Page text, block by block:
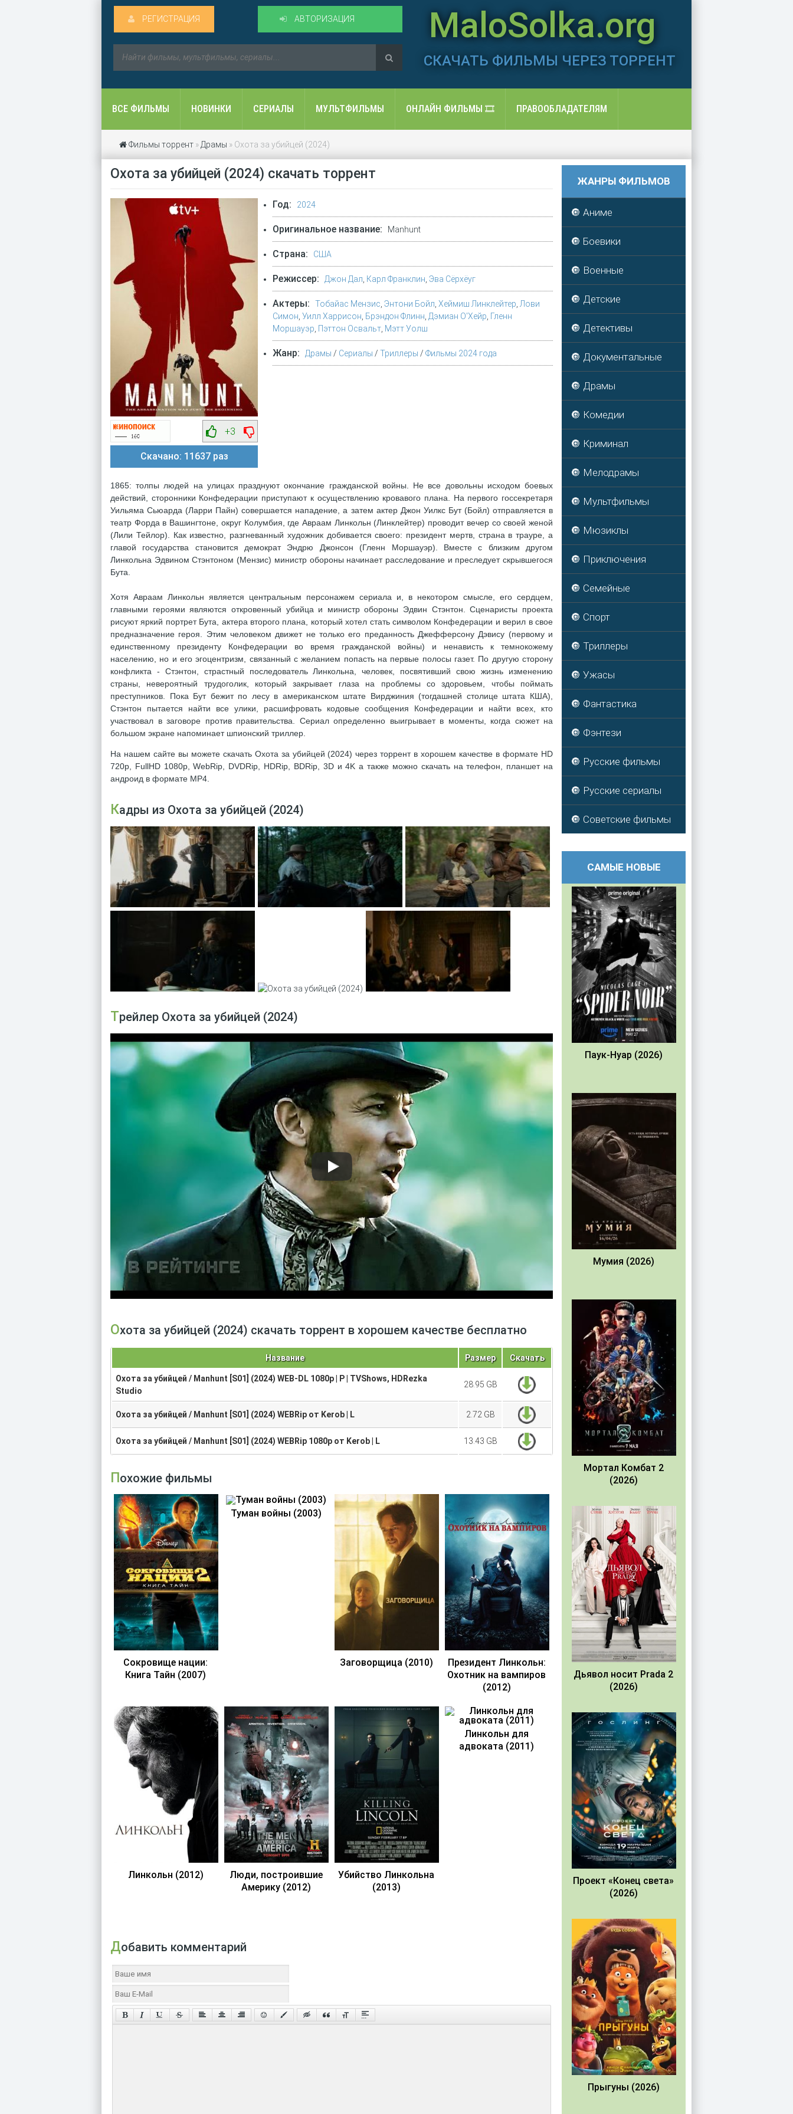
MaloSolka.org
СКАЧАТЬ ФИЛЬМЫ ЧЕРЕЗ ТОРРЕНТ
АВТОРИЗАЦИЯ
РЕГИСТРАЦИЯ
ВСЕ ФИЛЬМЫ НОВИНКИ СЕРИАЛЫ МУЛЬТФИЛЬМЫ ОНЛАЙН ФИЛЬМЫ 🎞️ ПРАВООБЛАДАТЕЛЯМ
Фильмы торрент » Драмы » Охота за убийцей (2024)
ЖАНРЫ ФИЛЬМОВ
🔘 Аниме
🔘 Боевики
🔘 Военные
🔘 Детские
🔘 Детективы
🔘 Документальные
🔘 Драмы
🔘 Комедии
🔘 Криминал
🔘 Мелодрамы
🔘 Мультфильмы
🔘 Мюзиклы
🔘 Приключения
🔘 Семейные
🔘 Спорт
🔘 Триллеры
🔘 Ужасы
🔘 Фантастика
🔘 Фэнтези
🔘 Русские фильмы
🔘 Русские сериалы
🔘 Советские фильмы
САМЫЕ НОВЫЕ
Паук-Нуар (2026)
Мумия (2026)
Мортал Комбат 2
(2026)
Дьявол носит Prada 2
(2026)
Проект «Конец света»
(2026)
Прыгуны (2026)
Охота за убийцей (2024) скачать торрент
+3
Скачано: 11637 раз
Год: 2024
Оригинальное название: Manhunt
Страна: США
Режиссер: Джон Дал, Карл Франклин, Эва Сёрхёуг
Актеры: Тобайас Мензис, Энтони Бойл, Хеймиш Линклейтер, Лови
Симон, Уилл Харрисон, Брэндон Флинн, Дэмиан О'Хейр, Гленн
Моршауэр, Пэттон Освальт, Мэтт Уолш
Жанр: Драмы / Сериалы / Триллеры / Фильмы 2024 года
1865: толпы людей на улицах празднуют окончание гражданской войны. Не все довольны исходом боевых
действий, сторонники Конфедерации приступают к осуществлению кровавого плана. На первого госсекретаря
Уильяма Сьюарда (Ларри Пайн) совершается нападение, а затем актер Джон Уилкс Бут (Бойл) отправляется в
театр Форда в Вашингтоне, округ Колумбия, где Авраам Линкольн (Линклейтер) проводит вечер со своей женой
(Лили Тейлор). Как известно, разгневанный художник добивается своего: президент мертв, страна в трауре, а
главой государства становится демократ Эндрю Джонсон (Гленн Моршауэр). Вместе с близким другом
Линкольна Эдвином Стэнтоном (Мензис) министр обороны начинает расследование и преследует скрывшегося
Бута.
Хотя Авраам Линкольн является центральным персонажем сериала и, в некотором смысле, его сердцем,
главными героями являются откровенный убийца и министр обороны Эдвин Стэнтон. Сценаристы проекта
рисуют яркий портрет Бута, актера второго плана, который хотел стать символом Конфедерации и верил в свое
предназначение героя. Этим человеком движет не только его преданность Джефферсону Дэвису (первому и
единственному президенту Конфедерации во время гражданской войны) и ненависть к темнокожему
населению, но и его эгоцентризм, связанный с желанием попасть на первые полосы газет. По другую сторону
конфликта - Стэнтон, страстный последователь Линкольна, человек, посвятивший свою жизнь изменению
страны, невероятный трудоголик, который закрывает глаза на проблемы со здоровьем, чтобы поймать
преступников. Пока Бут бежит по лесу в американском штате Вирджиния (тогдашней столице штата КША),
Стэнтон пытается найти все улики, расшифровать кодовые сообщения Конфедерации и найти всех, кто
участвовал в заговоре против правительства. Сериал определенно выигрывает в моменты, когда сюжет на
большом экране напоминает шпионский триллер.
На нашем сайте вы можете скачать Охота за убийцей (2024) через торрент в хорошем качестве в формате HD
720p, FullHD 1080p, WebRip, DVDRip, HDRip, BDRip, 3D и 4K а также можно скачать на телефон, планшет на
андроид в формате MP4.
Кадры из Охота за убийцей (2024)
Трейлер Охота за убийцей (2024)
Охота за убийцей (2024) скачать торрент в хорошем качестве бесплатно
Название Размер Скачать
Охота за убийцей / Manhunt [S01] (2024) WEB-DL 1080p | P | TVShows, HDRezka
Studio
28.95 GB
Охота за убийцей / Manhunt [S01] (2024) WEBRip от Kerob | L 2.72 GB
Охота за убийцей / Manhunt [S01] (2024) WEBRip 1080p от Kerob | L 13.43 GB
Похожие фильмы
Сокровище нации:
Книга Тайн (2007)
Туман войны (2003)
Заговорщица (2010)
Президент Линкольн:
Охотник на вампиров
(2012)
Линкольн (2012)
Люди, построившие
Америку (2012)
Убийство Линкольна
(2013)
Линкольн для
адвоката (2011)
Добавить комментарий